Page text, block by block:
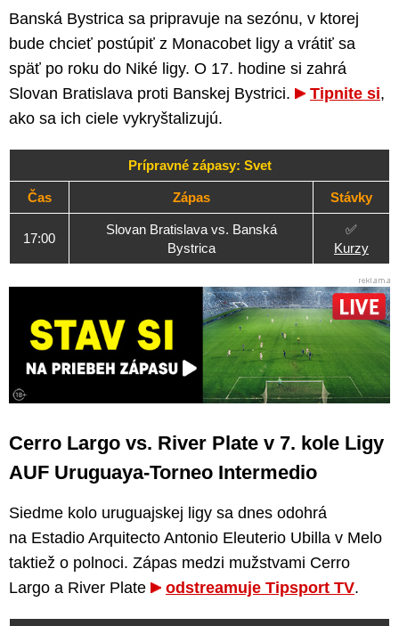
Banská Bystrica sa pripravuje na sezónu, v ktorej
bude chcieť postúpiť z Monacobet ligy a vrátiť sa
späť po roku do Niké ligy. O 17. hodine si zahrá
Slovan Bratislava proti Banskej Bystrici.
Tipnite si,
ako sa ich ciele vykryštalizujú.
Prípravné zápasy: Svet
Čas Zápas Stávky
17:00
Slovan Bratislava vs. Banská
Bystrica
✅
Kurzy
Cerro Largo vs. River Plate v 7. kole Ligy
AUF Uruguaya-Torneo Intermedio
Siedme kolo uruguajskej ligy sa dnes odohrá
na Estadio Arquitecto Antonio Eleuterio Ubilla v Melo
taktiež o polnoci. Zápas medzi mužstvami Cerro
Largo a River Plate
odstreamuje Tipsport TV.